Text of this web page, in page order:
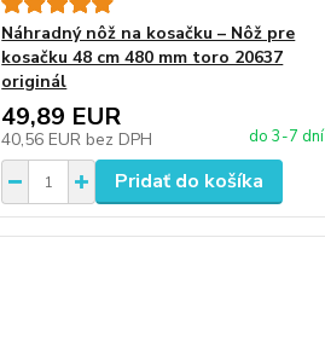
Náhradný nôž na kosačku – Nôž pre
kosačku 48 cm 480 mm toro 20637
originál
49,89 EUR
40,56 EUR bez DPH do 3-7 dní
Pridať do košíka